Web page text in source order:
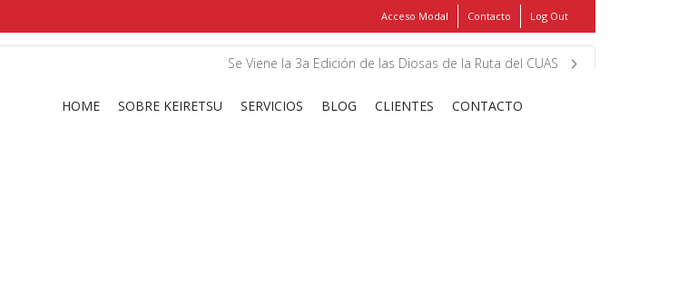
mediumthat cost between £ . Show
FIND MY ITEMS!
Acceso Modal Contacto Log Out
HOME SOBRE KEIRETSU SERVICIOS BLOG CLIENTES CONTACTO
Se Viene la 3a Edición de las Diosas de la Ruta del CUAS